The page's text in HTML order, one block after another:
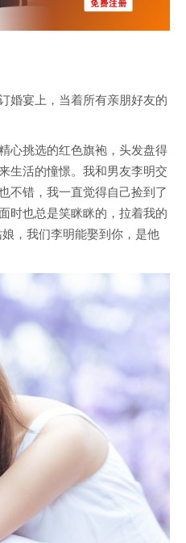
婚宴上，当着所有亲朋好友的
心挑选的红色旗袍，头发盘得
生活的憧憬。我和男友李明交
不错，我一直觉得自己捡到了
时也总是笑眯眯的，拉着我的
，我们李明能娶到你，是他